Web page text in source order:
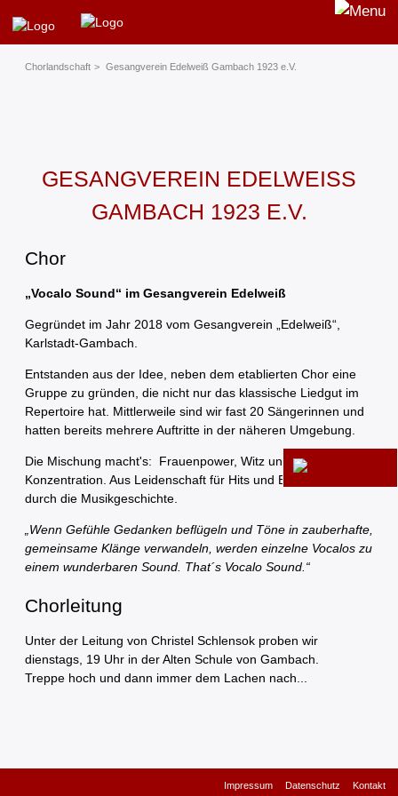
Chorland­schaft Gesangverein Edelweiß Gambach 1923 e.V.
GESANGVEREIN EDELWEISS G
AMBACH 1923 E.V.
Chor
„Vocalo Sound“ im Gesangverein Edelweiß
Gegründet im Jahr 2018 vom Gesangverein „Edelweiß“,
Karlstadt-Gambach.
Entstanden aus der Idee, neben dem etablierten Chor eine
Gruppe zu gründen, die nicht nur das klassische Liedgut im
Repertoire hat. Mittlerweile sind wir fast 20 Sängerinnen und
hatten bereits mehrere Auftritte in der näheren Umgebung.
Die Mischung macht's: Frauenpower, Witz und
Konzentration. Aus Leidenschaft für Hits und Evergreens quer
durch die Musikgeschichte.
„Wenn Gefühle Gedanken beflügeln und Töne in zauberhafte,
gemeinsame Klänge verwandeln, werden einzelne Vocalos zu
einem wunderbaren Sound. That´s Vocalo Sound.“
Chorleitung
Unter der Leitung von Christel Schlensok proben wir
dienstags, 19 Uhr in der Alten Schule von Gambach.
Treppe hoch und dann immer dem Lachen nach...
Impressum Datenschutz Kontakt